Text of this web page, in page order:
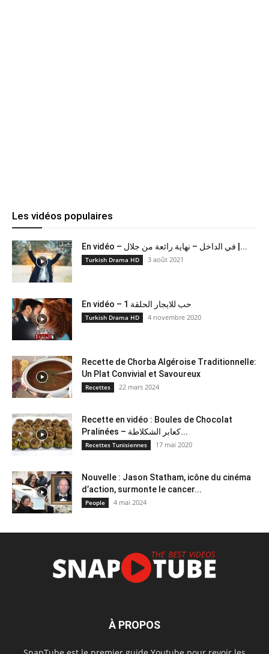
Les vidéos populaires
En vidéo – في الداخل – نهاية رائعة من جلال |...
Turkish Drama HD 3 août 2021
En vidéo – حب للايجار الحلقة 1
Turkish Drama HD 4 novembre 2020
Recette de Chorba Algéroise Traditionnelle:
Un Plat Convivial et Savoureux
Recettes 22 mars 2024
Recette en vidéo : Boules de Chocolat
Pralinées – كعابر الشكلاطة...
Recettes Tunisiennes 17 mai 2020
Nouvelle : Jason Statham, icône du cinéma
d’action, surmonte le cancer...
People 4 mai 2024
À PROPOS